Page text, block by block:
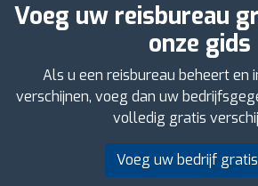
Voeg uw reisbureau
onze gids
Als u een reisbureau beheert en
verschijnen, voeg dan uw
volledig gratis
Voeg uw bedrijf